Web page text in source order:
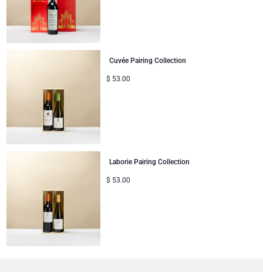
Cuvée Pairing Collection
$ 53.00
Laborie Pairing Collection
$ 53.00